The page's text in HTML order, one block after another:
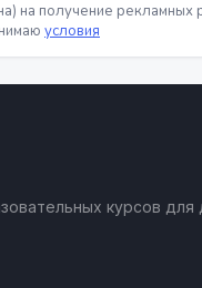
на получение рекламных
условия
курсов для